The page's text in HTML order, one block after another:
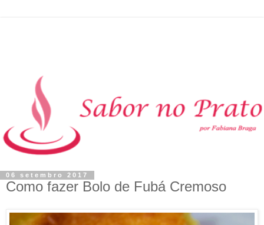
06 setembro 2017
Como fazer Bolo de Fubá Cremoso